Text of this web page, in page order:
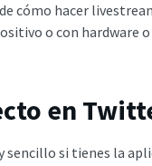
cómo hacer
o con hardware
en
sencillo si tienes la